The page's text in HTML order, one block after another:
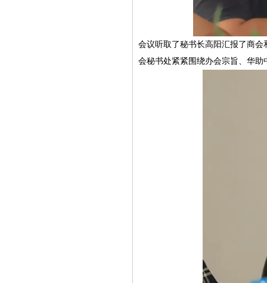
会议听取了秘书长高阳汇报了商
会秘书处紧紧围绕办会宗旨、华